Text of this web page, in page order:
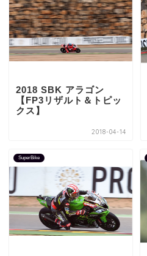
2018 SBK アラゴン
【FP3リザルト＆トピッ
クス】
2018-04-14
SuperBike